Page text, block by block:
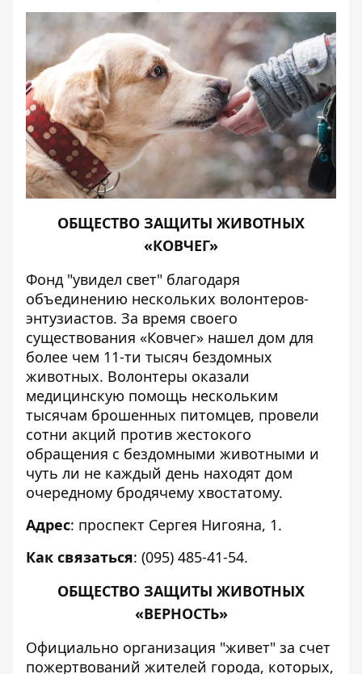
ОБЩЕСТВО ЗАЩИТЫ ЖИВОТНЫХ
«КОВЧЕГ»
Фонд "увидел свет" благодаря
объединению нескольких волонтеров-
энтузиастов. За время своего
существования «Ковчег» нашел дом для
более чем 11-ти тысяч бездомных
животных. Волонтеры оказали
медицинскую помощь нескольким
тысячам брошенных питомцев, провели
сотни акций против жестокого
обращения с бездомными животными и
чуть ли не каждый день находят дом
очередному бродячему хвостатому.
Адрес: проспект Сергея Нигояна, 1.
Как связаться: (095) 485-41-54.
ОБЩЕСТВО ЗАЩИТЫ ЖИВОТНЫХ
«ВЕРНОСТЬ»
Официально организация "живет" за счет
пожертвований жителей города, которых,